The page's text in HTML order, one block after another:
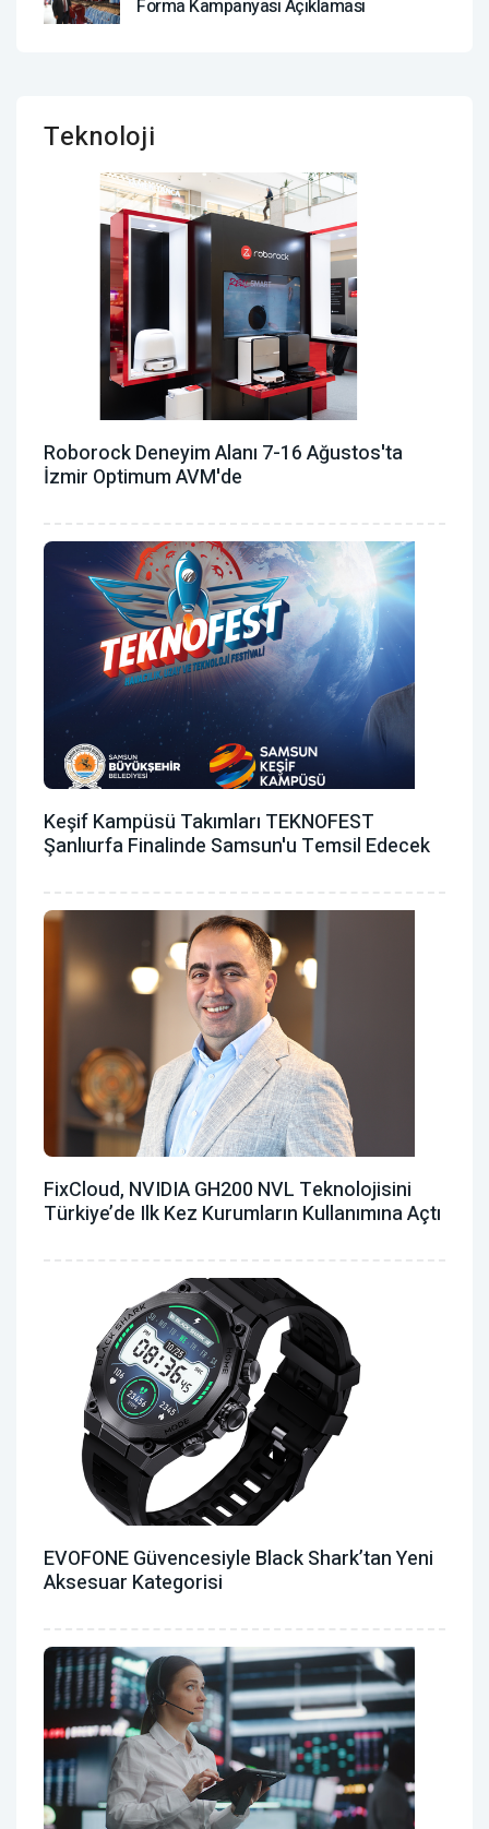
Forma Kampanyası Açıklaması
Teknoloji
Roborock Deneyim Alanı 7-16 Ağustos'ta
İzmir Optimum AVM'de
Keşif Kampüsü Takımları TEKNOFEST
Şanlıurfa Finalinde Samsun'u Temsil Edecek
FixCloud, NVIDIA GH200 NVL Teknolojisini
Türkiye’de Ilk Kez Kurumların Kullanımına Açtı
EVOFONE Güvencesiyle Black Shark’tan Yeni
Aksesuar Kategorisi